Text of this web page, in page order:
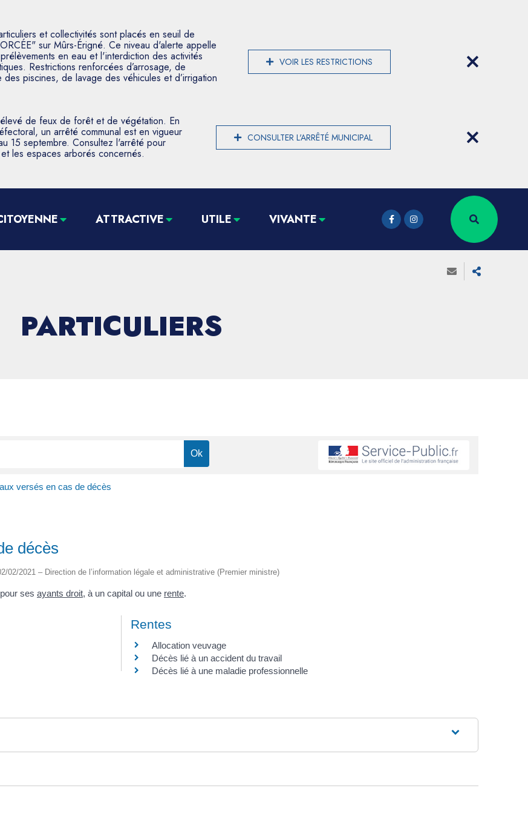
et collectivités sont placés en seuil de
sur Mûrs-Érigné. Ce niveau d'alerte appelle
en eau et l'interdiction des activités
Restrictions renforcées d’arrosage, de
piscines, de lavage des véhicules et d’irrigation
VOIR LES RESTRICTIONS
de feux de forêt et de végétation. En
un arrêté communal est en vigueur
15 septembre. Consultez l'arrêté pour
les espaces arborés concernés.
CONSULTER L'ARRÊTÉ MUNICIPAL
ATTRACTIVE UTILE VIVANTE
PARTICULIERS
versés en cas de décès
décès
02/2021 – Direction de l’information légale et administrative (Premier ministre)
ses ayants droit, à un capital ou une rente.
Rentes
Allocation veuvage
Décès lié à un accident du travail
Décès lié à une maladie professionnelle